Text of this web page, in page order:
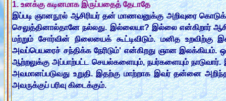
1. உனக்கு கடினமாக இருப்பதைத் தேடாதே
இப்படி ஞானநூல் ஆசிரியர் தன் மாணவனுக்கு அறிவுரை
செலுத்தினால்தானே நல்லது. இல்லையா? இல்லை என்கிறார்
மற்றும் சோர்வின் நிலையைக் கூட்டிவிடும். மனித உறவிற்கு
அவப்பெயரைச் சந்திக்க நேரிடும்' என்கிறது ஞான இலக்கியம்.
ஆற்றலுக்கு அப்பாற்பட்ட செயல்களையும், நபர்களையும்
அவமானப்படுவது உறுதி. இதற்கு மாற்றாக இவர் தன்னை
அவருக்குப் பரிவு கிடைக்கும்.